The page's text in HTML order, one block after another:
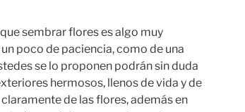
sembrar flores es algo muy
poco de paciencia, como de una
se lo proponen podrán sin duda
hermosos, llenos de vida y de
de las flores, además en